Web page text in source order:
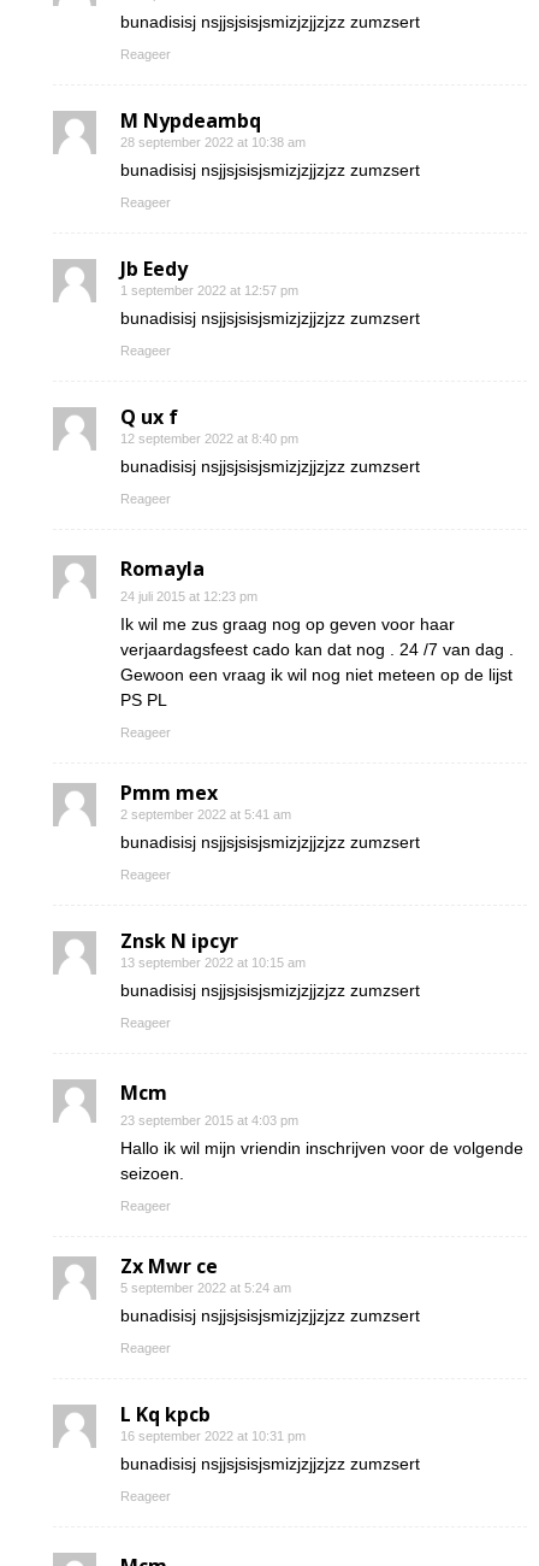
bunadisisj nsjjsjsisjsmizjzjjzjzz zumzsert
Reageer
M Nypdeambq
28 september 2022 at 10:38 am
bunadisisj nsjjsjsisjsmizjzjjzjzz zumzsert
Reageer
Jb Eedy
1 september 2022 at 12:57 pm
bunadisisj nsjjsjsisjsmizjzjjzjzz zumzsert
Reageer
Q ux f
12 september 2022 at 8:40 pm
bunadisisj nsjjsjsisjsmizjzjjzjzz zumzsert
Reageer
Romayla
24 juli 2015 at 12:23 pm
Ik wil me zus graag nog op geven voor haar
verjaardagsfeest cado kan dat nog . 24 /7 van dag .
Gewoon een vraag ik wil nog niet meteen op de lijst
PS PL
Reageer
Pmm mex
2 september 2022 at 5:41 am
bunadisisj nsjjsjsisjsmizjzjjzjzz zumzsert
Reageer
Znsk N ipcyr
13 september 2022 at 10:15 am
bunadisisj nsjjsjsisjsmizjzjjzjzz zumzsert
Reageer
Mcm
23 september 2015 at 4:03 pm
Hallo ik wil mijn vriendin inschrijven voor de volgende
seizoen.
Reageer
Zx Mwr ce
5 september 2022 at 5:24 am
bunadisisj nsjjsjsisjsmizjzjjzjzz zumzsert
Reageer
L Kq kpcb
16 september 2022 at 10:31 pm
bunadisisj nsjjsjsisjsmizjzjjzjzz zumzsert
Reageer